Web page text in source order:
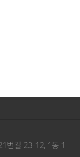
번길 23-12, 1동 1